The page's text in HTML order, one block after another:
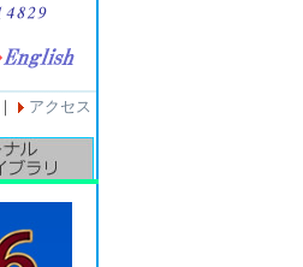
｜ アクセス